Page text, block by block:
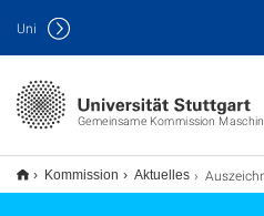
Gemeinsame Kommission
Uni
Kommission Aktuelles Auszeichnung